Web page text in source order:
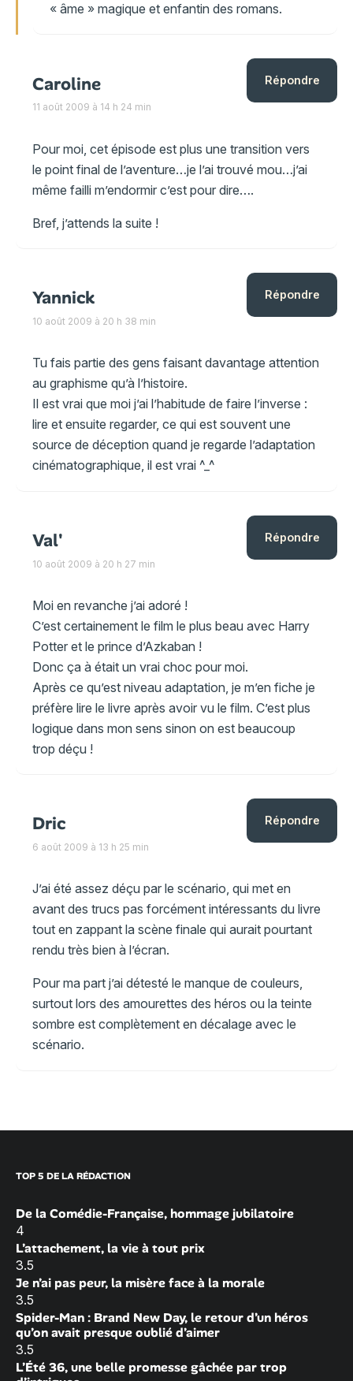
« âme » magique et enfantin des romans.
Caroline
11 août 2009 à 14 h 24 min
Pour moi, cet épisode est plus une transition vers
le point final de l’aventure…je l’ai trouvé mou…j’ai
même failli m’endormir c’est pour dire….
Bref, j’attends la suite !
Répondre
Yannick
10 août 2009 à 20 h 38 min
Tu fais partie des gens faisant davantage attention
au graphisme qu’à l’histoire.
Il est vrai que moi j’ai l’habitude de faire l’inverse :
lire et ensuite regarder, ce qui est souvent une
source de déception quand je regarde l’adaptation
cinématographique, il est vrai ^_^
Répondre
Val'
10 août 2009 à 20 h 27 min
Moi en revanche j’ai adoré !
C’est certainement le film le plus beau avec Harry
Potter et le prince d’Azkaban !
Donc ça à était un vrai choc pour moi.
Après ce qu’est niveau adaptation, je m’en fiche je
préfère lire le livre après avoir vu le film. C’est plus
logique dans mon sens sinon on est beaucoup
trop déçu !
Répondre
Dric
6 août 2009 à 13 h 25 min
J’ai été assez déçu par le scénario, qui met en
avant des trucs pas forcément intéressants du livre
tout en zappant la scène finale qui aurait pourtant
rendu très bien à l’écran.
Pour ma part j’ai détesté le manque de couleurs,
surtout lors des amourettes des héros ou la teinte
sombre est complètement en décalage avec le
scénario.
Répondre
TOP 5 DE LA RÉDACTION
De la Comédie-Française, hommage jubilatoire
4
L’attachement, la vie à tout prix
3.5
Je n’ai pas peur, la misère face à la morale
3.5
Spider-Man : Brand New Day, le retour d’un héros
qu’on avait presque oublié d’aimer
3.5
L’Été 36, une belle promesse gâchée par trop